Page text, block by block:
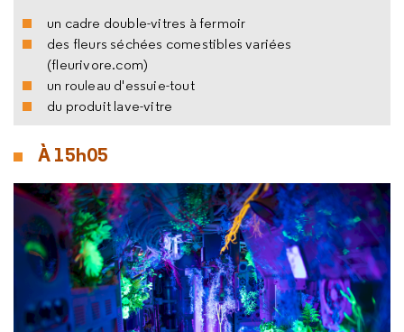
un cadre double-vitres à fermoir
des fleurs séchées comestibles variées
(fleurivore.com)
un rouleau d'essuie-tout
du produit lave-vitre
À 15h05